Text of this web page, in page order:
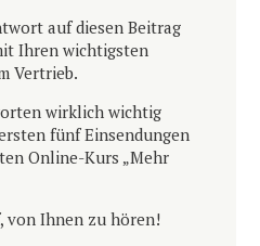
auf diesen Beitrag
Ihren wichtigsten
Vertrieb.
wirklich wichtig
fünf Einsendungen
Online-Kurs „Mehr
von Ihnen zu hören!